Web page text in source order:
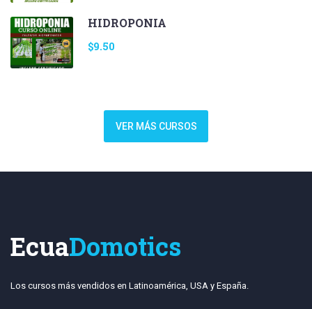
HIDROPONIA
$9.50
VER MÁS CURSOS
EcuaDomotics
Los cursos más vendidos en Latinoamérica, USA y España.